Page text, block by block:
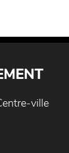
ville